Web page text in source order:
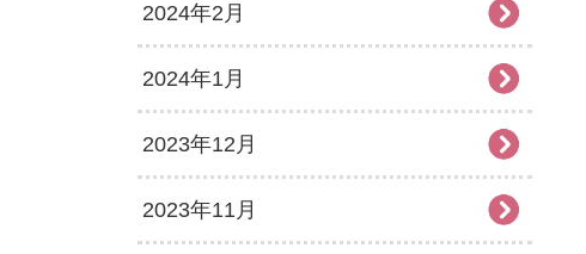
2024年2月
2024年1月
2023年12月
2023年11月